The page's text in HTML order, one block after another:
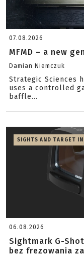
07.08.2026
MFMD – a new
Damian Niemczuk
Strategic Sciences
uses a controlled
baffle...
SIGHTS AND TARGET
06.08.2026
Sightmark G-
bez frezowania